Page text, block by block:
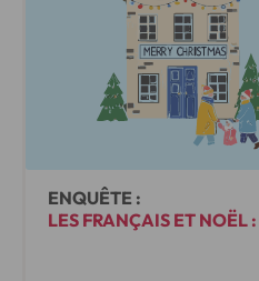
ENQUÊTE :
LES FRANÇAIS ET NOËL